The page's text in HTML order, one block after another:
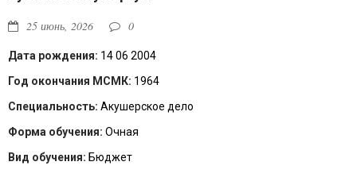
25 июнь, 2026 0
Дата рождения: 14 06 2004
Год окончания МСМК: 1964
Специальность: Акушерское дело
Форма обучения: Очная
Вид обучения: Бюджет